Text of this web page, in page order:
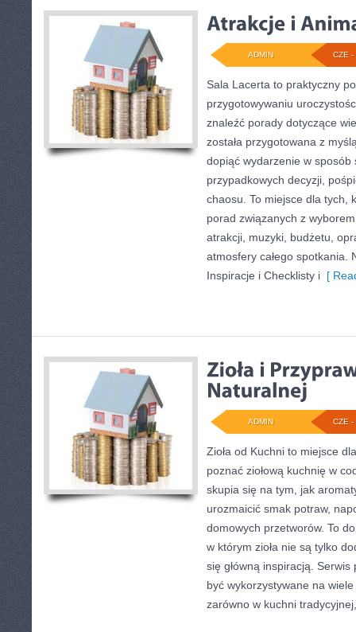
CZE -
ADMIN
Sala Lacerta to praktyczny
przygotowywaniu
znaleźć porady dotyczące
została przygotowana z
dopiąć wydarzenie w sposób
przypadkowych decyzji,
chaosu. To miejsce dla tych,
porad związanych z
atrakcji, muzyki, budżetu,
atmosfery całego spotkania.
Inspiracje i Checklisty i [
CZE -
ADMIN
Zioła od Kuchni to miejsce
poznać ziołową kuchnię w
skupia się na tym, jak
urozmaicić smak potraw,
domowych przetworów. To
w którym zioła nie są tylko
się główną inspiracją.
być wykorzystywane na
zarówno w kuchni